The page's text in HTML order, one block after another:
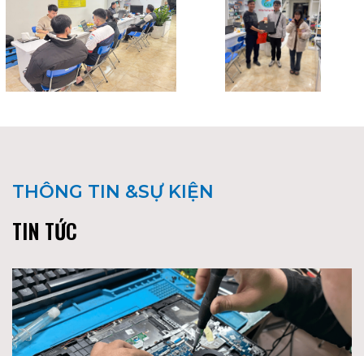
THÔNG TIN &SỰ KIỆN
TIN TỨC